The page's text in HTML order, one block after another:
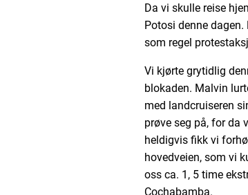
Da vi skulle reise
Potosi denne
som regel
Vi kjørte grytidlig
blokaden. Malvin
med landcruiseren
prøve seg på, for da
heldigvis fikk vi
hovedveien, som vi
oss ca. 1, 5 time
Cochabamba.